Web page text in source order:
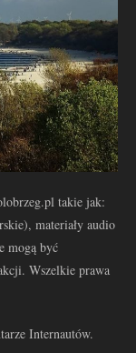
takie jak:
materiały audio
mogą być
Wszelkie prawa
Internautów.